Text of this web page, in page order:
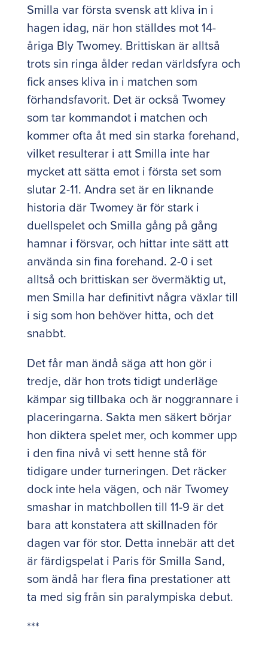
Smilla var första svensk att kliva in i
hagen idag, när hon ställdes mot 14-
åriga Bly Twomey. Brittiskan är alltså
trots sin ringa ålder redan världsfyra och
fick anses kliva in i matchen som
förhandsfavorit. Det är också Twomey
som tar kommandot i matchen och
kommer ofta åt med sin starka forehand,
vilket resulterar i att Smilla inte har
mycket att sätta emot i första set som
slutar 2-11. Andra set är en liknande
historia där Twomey är för stark i
duellspelet och Smilla gång på gång
hamnar i försvar, och hittar inte sätt att
använda sin fina forehand. 2-0 i set
alltså och brittiskan ser övermäktig ut,
men Smilla har definitivt några växlar till
i sig som hon behöver hitta, och det
snabbt.
Det får man ändå säga att hon gör i
tredje, där hon trots tidigt underläge
kämpar sig tillbaka och är noggrannare i
placeringarna. Sakta men säkert börjar
hon diktera spelet mer, och kommer upp
i den fina nivå vi sett henne stå för
tidigare under turneringen. Det räcker
dock inte hela vägen, och när Twomey
smashar in matchbollen till 11-9 är det
bara att konstatera att skillnaden för
dagen var för stor. Detta innebär att det
är färdigspelat i Paris för Smilla Sand,
som ändå har flera fina prestationer att
ta med sig från sin paralympiska debut.
***